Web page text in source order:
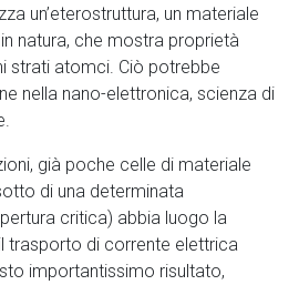
un’eterostruttura, un materiale
natura, che mostra proprietà
strati atomci. Ciò potrebbe
nella nano-elettronica, scienza di
già poche celle di materiale
di una determinata
critica) abbia luogo la
trasporto di corrente elettrica
importantissimo risultato,